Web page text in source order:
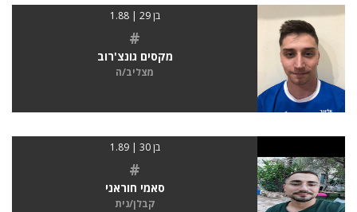
בן 29 | 1.88
#
מקסים גונצ'רוב
מצליב/ה
בן 30 | 1.89
#
סאמי חוראני
קבלן/נית